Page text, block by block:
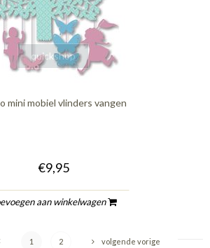
quickshop
mini mobiel vlinders vangen
€9,95
aan winkelwagen
1 2 volgende vorige